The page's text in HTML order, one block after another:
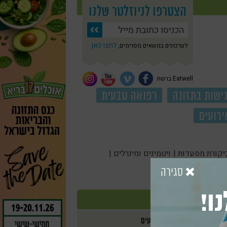
הצטרפו לניוזלטר שלנו
לעדכונים בנושאים מסוימים, לחצו כאן
Eatwell ברשת
גישות בתזונה
רפואה טבעית
מסעדות | ויטמינים ומינרלים |
אירועים
סגירה